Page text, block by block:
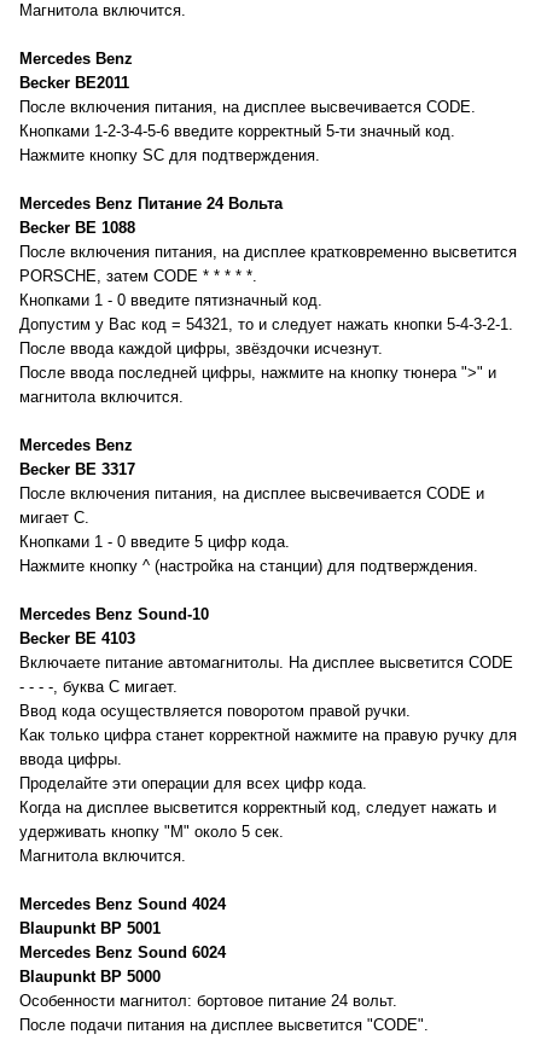
Магнитола включится.
Mercedes Benz
Becker BE2011
После включения питания, на дисплее высвечивается CODE.
Кнопками 1-2-3-4-5-6 введите корректный 5-ти значный код.
Нажмите кнопку SC для подтверждения.
Mercedes Benz Питание 24 Вольта
Becker BE 1088
После включения питания, на дисплее кратковременно высветится
PORSCHE, затем CODE * * * * *.
Кнопками 1 - 0 введите пятизначный код.
Допустим у Вас код = 54321, то и следует нажать кнопки 5-4-3-2-1.
После ввода каждой цифры, звёздочки исчезнут.
После ввода последней цифры, нажмите на кнопку тюнера ">" и
магнитола включится.
Mercedes Benz
Becker BE 3317
После включения питания, на дисплее высвечивается CODE и
мигает C.
Кнопками 1 - 0 введите 5 цифр кода.
Нажмите кнопку ^ (настройка на станции) для подтверждения.
Mercedes Benz Sound-10
Becker BE 4103
Включаете питание автомагнитолы. На дисплее высветится CODE
- - - -, буква C мигает.
Ввод кода осуществляется поворотом правой ручки.
Как только цифра станет корректной нажмите на правую ручку для
ввода цифры.
Проделайте эти операции для всех цифр кода.
Когда на дисплее высветится корректный код, следует нажать и
удерживать кнопку "M" около 5 сек.
Магнитола включится.
Mercedes Benz Sound 4024
Blaupunkt BP 5001
Mercedes Benz Sound 6024
Blaupunkt BP 5000
Особенности магнитол: бортовое питание 24 вольт.
После подачи питания на дисплее высветится "CODE".